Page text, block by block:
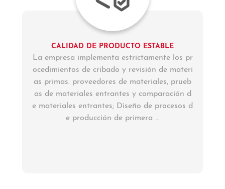
CALIDAD DE PRODUCTO ESTABLE
La empresa implementa estrictamente los pr
ocedimientos de cribado y revisión de materi
as primas. proveedores de materiales, prueb
as de materiales entrantes y comparación d
e materiales entrantes; Diseño de procesos d
e producción de primera ...